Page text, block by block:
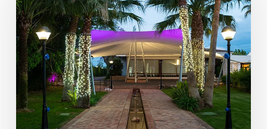
luz
para
una
boda
realmente
mágica